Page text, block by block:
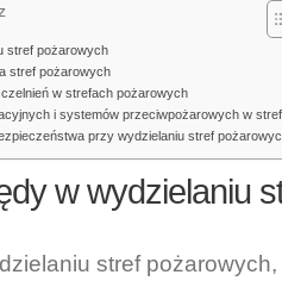
stref pożarowych
stref pożarowych
w strefach pożarowych
i systemów przeciwpożarowych w
przy wydzielaniu stref
w wydzielaniu
stref